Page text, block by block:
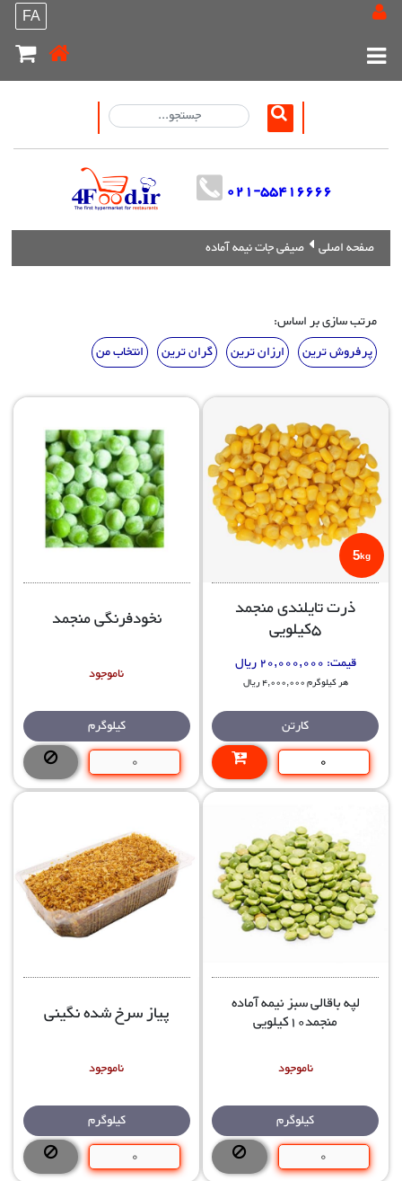
FA
021-55416666
صفحه اصلی صیفی جات نیمه آماده
مرتب سازی بر اساس:
پرفروش ترین
ارزان ترین گران ترین انتخاب من
5kg
ذرت تایلندی منجمد
5کیلویی
قیمت:
هر کیلوگرم 4,000,000 ریال
کارتن
نخودفرنگی منجمد
ناموجود
کیلوگرم
لپه باقالی سبز نیمه آماده
منجمد10کیلویی
ناموجود
کیلوگرم
پیاز سرخ شده نگینی
ناموجود
کیلوگرم